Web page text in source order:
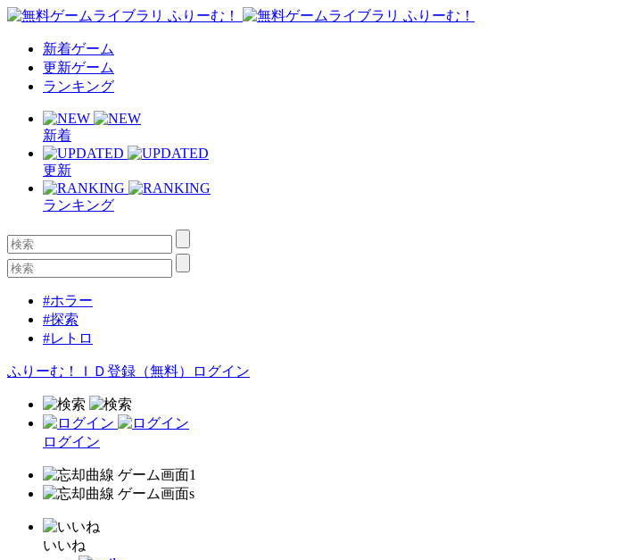
新着ゲーム
更新ゲーム
ランキング
新着
更新
ランキング
#ホラー
#探索
#レトロ
ふりーむ！ＩＤ登録（無料） ログイン
ログイン
いいね